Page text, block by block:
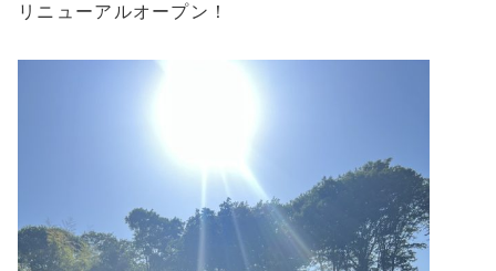
リニューアルオープン！